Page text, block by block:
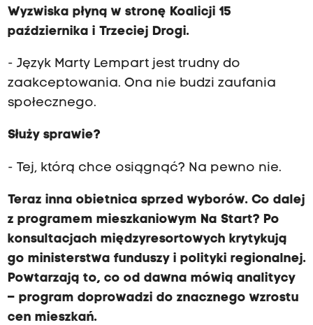
Wyzwiska płyną w stronę Koalicji 15
października i Trzeciej Drogi.
- Język Marty Lempart jest trudny do
zaakceptowania. Ona nie budzi zaufania
społecznego.
Służy sprawie?
- Tej, którą chce osiągnąć? Na pewno nie.
Teraz inna obietnica sprzed wyborów. Co dalej
z programem mieszkaniowym Na Start? Po
konsultacjach międzyresortowych krytykują
go ministerstwa funduszy i polityki regionalnej.
Powtarzają to, co od dawna mówią analitycy
– program doprowadzi do znacznego wzrostu
cen mieszkań.